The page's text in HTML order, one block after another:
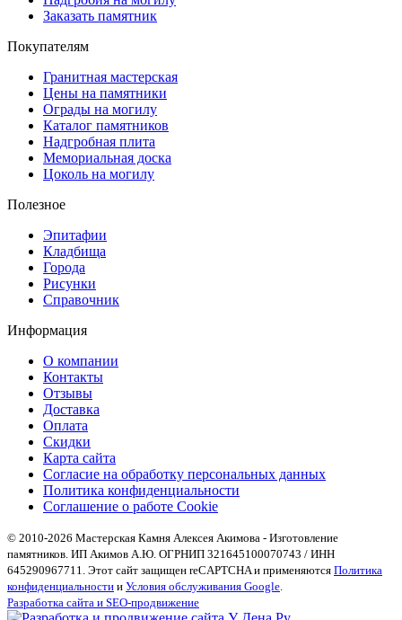
Заказать памятник
Покупателям
Гранитная мастерская
Цены на памятники
Ограды на могилу
Каталог памятников
Надгробная плита
Мемориальная доска
Цоколь на могилу
Полезное
Эпитафии
Кладбища
Города
Рисунки
Справочник
Информация
О компании
Контакты
Отзывы
Доставка
Оплата
Скидки
Карта сайта
Согласие на обработку персональных данных
Политика конфиденциальности
Соглашение о работе Cookie
© 2010-2026 Мастерская Камня Алексея Акимова - Изготовление
памятников. ИП Акимов А.Ю. ОГРНИП 321645100070743 / ИНН
645290967711. Этот сайт защищен reCAPTCHA и применяются Политика
конфиденциальности и Условия обслуживания Google.
Разработка сайта и SEO-продвижение